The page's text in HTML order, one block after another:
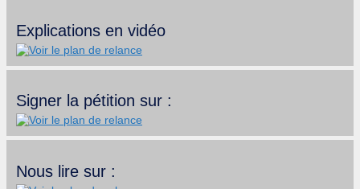
Explications en vidéo
Signer la pétition sur :
Nous lire sur :